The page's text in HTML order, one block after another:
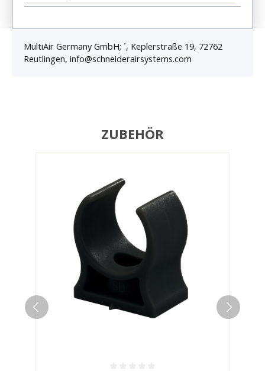
MultiAir Germany GmbH; ´, Keplerstraße 19, 72762
Reutlingen, info@schneiderairsystems.com
ZUBEHÖR